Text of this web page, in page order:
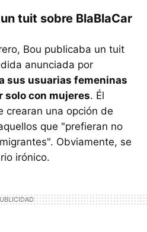
tuit sobre BlaBlaCar
Bou publicaba un tuit
anunciada por
sus usuarias femeninas
solo con mujeres. Él
crearan una opción de
que "prefieran no
Obviamente, se
irónico.